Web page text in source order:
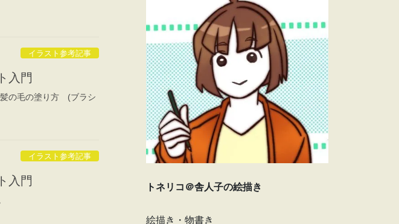
イラスト参考記事
入門
髪の毛の塗り方 (ブラシ
イラスト参考記事
入門 トネリコ＠舎人子の絵描き
絵描き・物書き